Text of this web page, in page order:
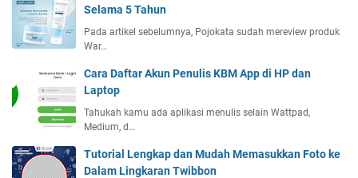
Selama 5 Tahun
Pada artikel sebelumnya, Pojokata sudah mereview produk
War…
Cara Daftar Akun Penulis KBM App di HP dan
Laptop
Tahukah kamu ada aplikasi menulis selain Wattpad,
Medium, d…
Tutorial Lengkap dan Mudah Memasukkan Foto ke
Dalam Lingkaran Twibbon